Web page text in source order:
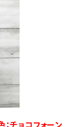
ョコフォーン